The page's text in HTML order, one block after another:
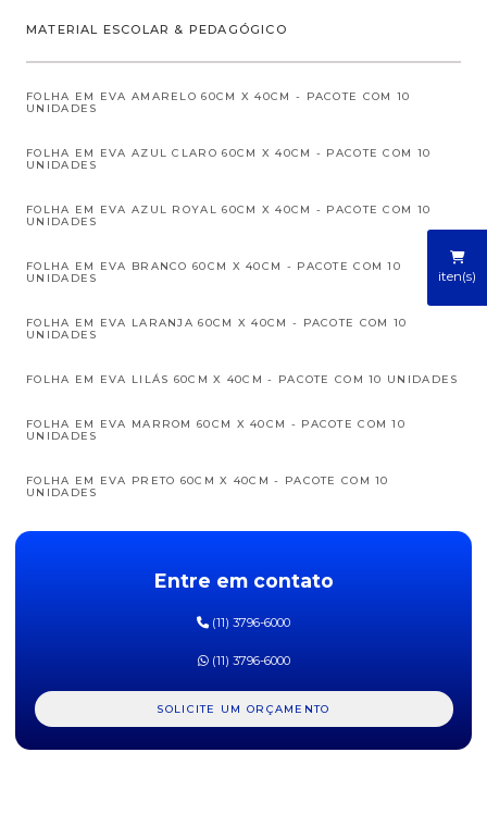
iten(s)
MATERIAL ESCOLAR & PEDAGÓGICO
FOLHA EM EVA AMARELO 60CM X 40CM - PACOTE COM 10
UNIDADES
FOLHA EM EVA AZUL CLARO 60CM X 40CM - PACOTE COM 10
UNIDADES
FOLHA EM EVA AZUL ROYAL 60CM X 40CM - PACOTE COM 10
UNIDADES
FOLHA EM EVA BRANCO 60CM X 40CM - PACOTE COM 10
UNIDADES
FOLHA EM EVA LARANJA 60CM X 40CM - PACOTE COM 10
UNIDADES
FOLHA EM EVA LILÁS 60CM X 40CM - PACOTE COM 10 UNIDADES
FOLHA EM EVA MARROM 60CM X 40CM - PACOTE COM 10
UNIDADES
FOLHA EM EVA PRETO 60CM X 40CM - PACOTE COM 10
UNIDADES
FOLHA EM EVA VERDE 60CM X 40CM - PACOTE COM 10
GIZ DE CERA BIG ACRILEX - CAIXA COM 12 CORES
Entre em contato
(11) 3796-6000
(11) 3796-6000
SOLICITE UM ORÇAMENTO